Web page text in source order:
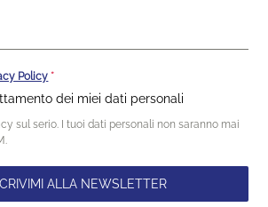
Policy *
dei miei dati personali
sul serio. I tuoi dati personali non saranno mai
ALLA NEWSLETTER